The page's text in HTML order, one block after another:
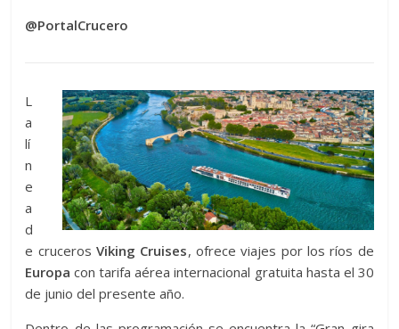
@PortalCrucero
L
a
lí
n
e
a
d
e crucerosViking Cruises, ofrece viajes por los ríos de
Europa con tarifa aérea internacional gratuita hasta el 30
de junio del presente año.